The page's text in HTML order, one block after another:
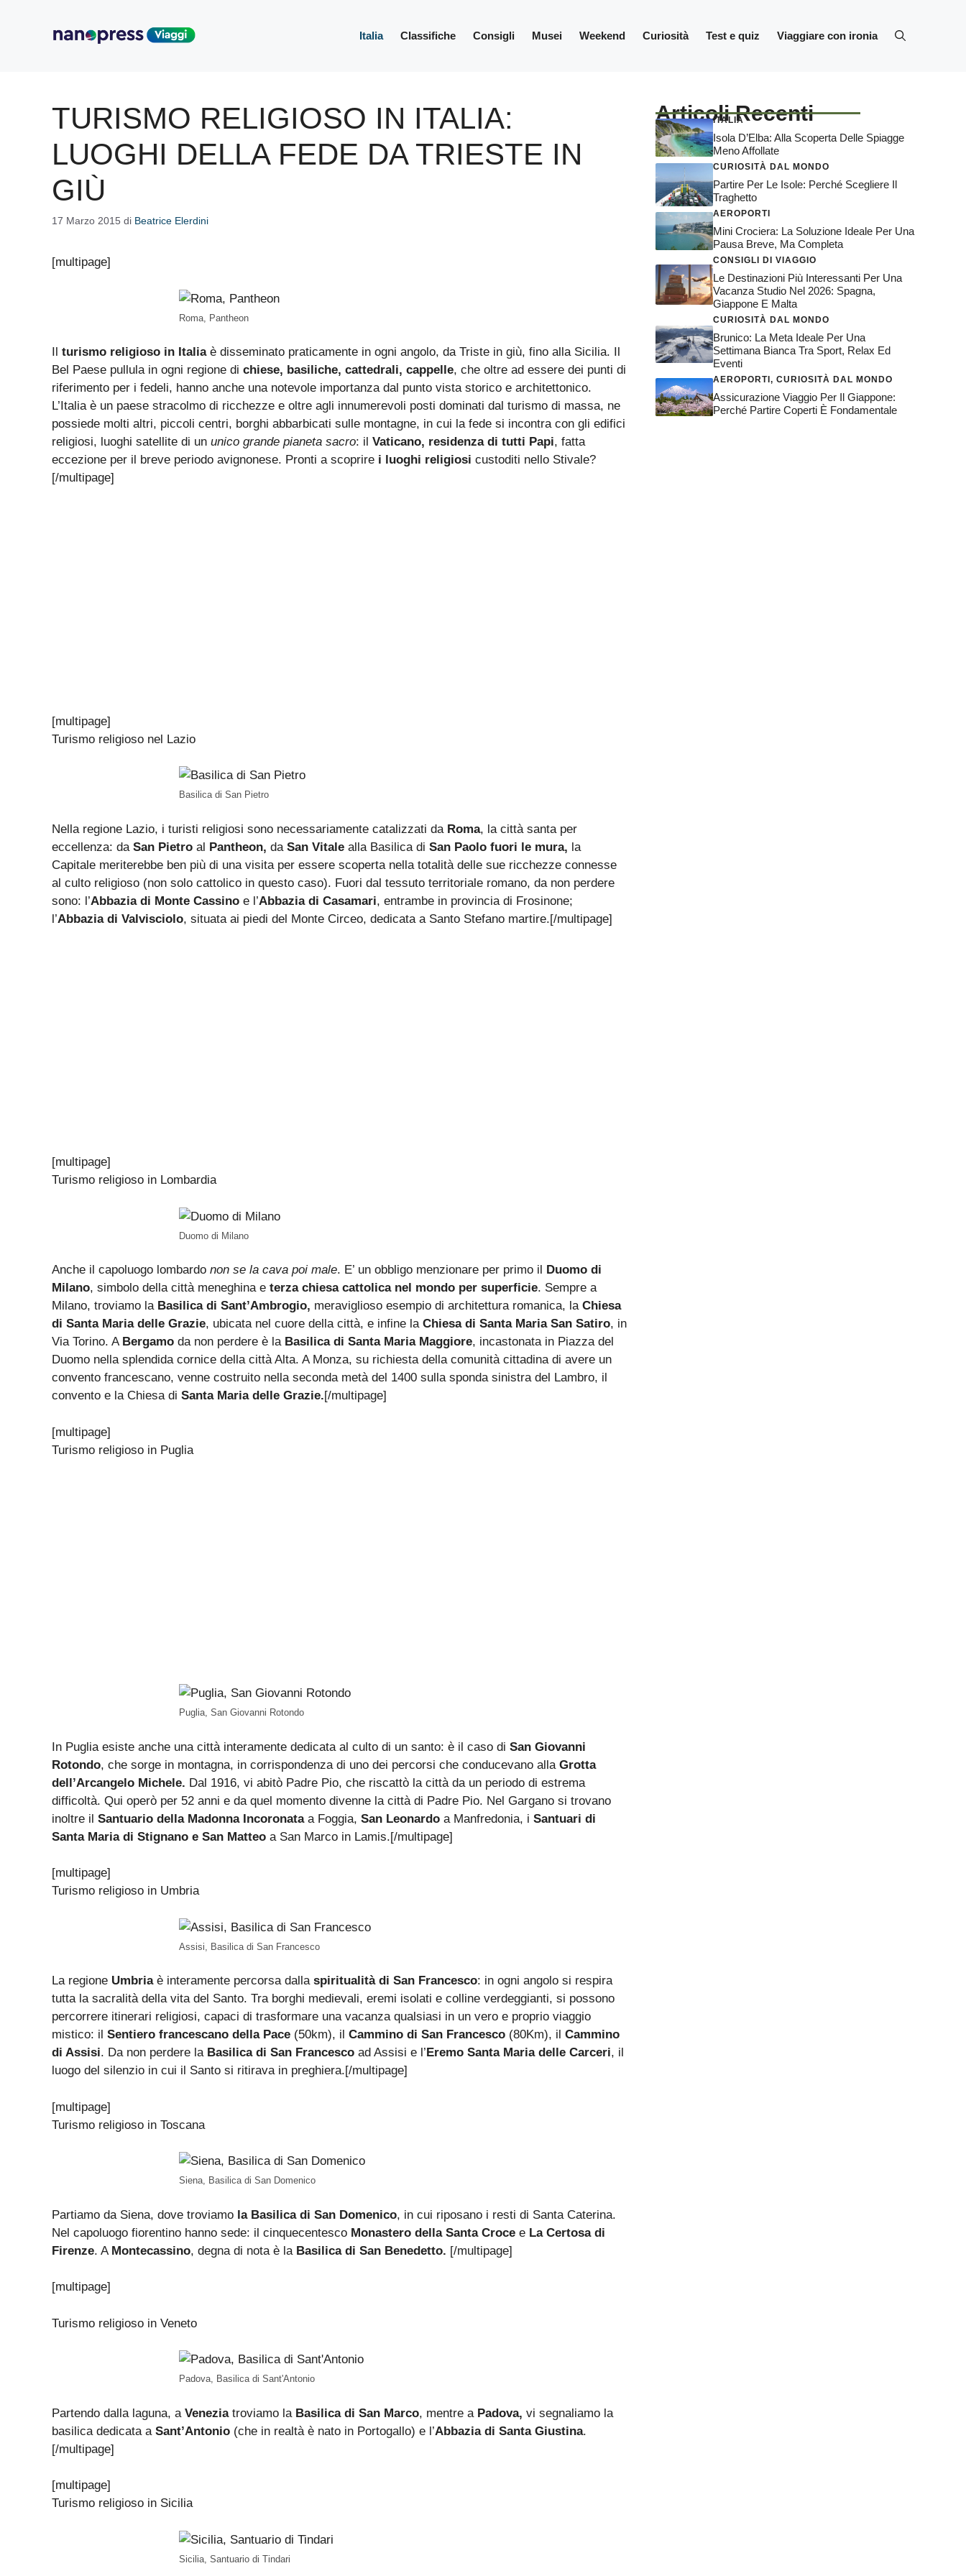
Italia Classifiche Consigli Musei Weekend Curiosità Test e quiz Viaggiare con ironia
TURISMO RELIGIOSO IN ITALIA:
LUOGHI DELLA FEDE DA TRIESTE IN
GIÙ
17 Marzo 2015 di Beatrice Elerdini
[multipage]
Roma, Pantheon
turismo religioso in Italiaè disseminato praticamente in ogni angolo, da Triste in giù, fino alla Sicilia. Il
Bel Paese pullula in ogni regione di chiese, basiliche, cattedrali, cappelle, che oltre ad essere dei punti di
riferimento per i fedeli, hanno anche una notevole importanza dal punto vista storico e architettonico.
L’Italia è un paese stracolmo di ricchezze e oltre agli innumerevoli posti dominati dal turismo di massa, ne
possiede molti altri, piccoli centri, borghi abbarbicati sulle montagne, in cui la fede si incontra con gli edifici
religiosi, luoghi satellite di un unico grande pianeta sacro: il Vaticano, residenza di tutti Papi, fatta
eccezione per il breve periodo avignonese. Pronti a scoprire i luoghi religiosi custoditi nello Stivale?
[/multipage]
[multipage]
Turismo religioso nel Lazio
Basilica di San Pietro
Nella regione Lazio, i turisti religiosi sono necessariamente catalizzati da Roma, la città santa per
eccellenza: da San Pietro al Pantheon, da San Vitale alla Basilica di San Paolo fuori le mura, la
Capitale meriterebbe ben più di una visita per essere scoperta nella totalità delle sue ricchezze connesse
al culto religioso (non solo cattolico in questo caso). Fuori dal tessuto territoriale romano, da non perdere
sono: l’Abbazia di Monte Cassino e l’Abbazia di Casamari, entrambe in provincia di Frosinone;
l’Abbazia di Valvisciolo, situata ai piedi del Monte Circeo, dedicata a Santo Stefano martire.[/multipage]
[multipage]
Turismo religioso in Lombardia
Duomo di Milano
Anche il capoluogo lombardo non se la cava poi male. E’ un obbligo menzionare per primo il
Duomo di
Milano, simbolo della città meneghina e terza chiesa cattolica nel mondo per superficie. Sempre a
Milano, troviamo la Basilica di Sant’Ambrogio, meraviglioso esempio di architettura romanica, la Chiesa
di Santa Maria delle Grazie, ubicata nel cuore della città, e infine la Chiesa di Santa Maria San Satiro, in
Via Torino. A Bergamo da non perdere è la Basilica di Santa Maria Maggiore, incastonata in Piazza del
Duomo nella splendida cornice della città Alta. A Monza, su richiesta della comunità cittadina di avere un
convento francescano, venne costruito nella seconda metà del 1400 sulla sponda sinistra del Lambro, il
convento e la Chiesa di Santa Maria delle Grazie.[/multipage]
[multipage]
Turismo religioso in Puglia
Puglia, San Giovanni Rotondo
In Puglia esiste anche una città interamente dedicata al culto di un santo: è il caso di San Giovanni
Rotondo, che sorge in montagna, in corrispondenza di uno dei percorsi che conducevano alla Grotta
dell’Arcangelo Michele. Dal 1916, vi abitò Padre Pio, che riscattò la città da un periodo di estrema
difficoltà. Qui operò per 52 anni e da quel momento divenne la città di Padre Pio. Nel Gargano si trovano
inoltre il Santuario della Madonna Incoronataa Foggia, San Leonardo a Manfredonia, i Santuari di
Santa Maria di Stignano e San Matteo a San Marco in Lamis.[/multipage]
[multipage]
Turismo religioso in Umbria
Assisi, Basilica di San Francesco
La regione Umbriaè interamente percorsa dalla spiritualità di San Francesco: in ogni angolo si respira
tutta la sacralità della vita del Santo. Tra borghi medievali, eremi isolati e colline verdeggianti, si possono
percorrere itinerari religiosi, capaci di trasformare una vacanza qualsiasi in un vero e proprio viaggio
mistico: il Sentiero francescano della Pace (50km), il Cammino di San Francesco (80Km), il Cammino
di Assisi. Da non perdere la Basilica di San Francesco ad Assisi e l’ Eremo Santa Maria delle Carceri, il
luogo del silenzio in cui il Santo si ritirava in preghiera.[/multipage]
[multipage]
Turismo religioso in Toscana
Siena, Basilica di San Domenico
Partiamo da Siena, dove troviamo la Basilica di San Domenico, in cui riposano i resti di Santa Caterina.
Nel capoluogo fiorentino hanno sede: il cinquecentesco Monastero della Santa Croce e La Certosa di
Firenze. A Montecassino, degna di nota è la Basilica di San Benedetto. [/multipage]
[multipage]
Turismo religioso in Veneto
Padova, Basilica di Sant'Antonio
Partendo dalla laguna, a Veneziatroviamo la Basilica di San Marco, mentre a Padova, vi segnaliamo la
basilica dedicata a Sant’Antonio (che in realtà è nato in Portogallo) e l’Abbazia di Santa Giustina.
[/multipage]
[multipage]
Turismo religioso in Sicilia
Sicilia, Santuario di Tindari
Articoli Recenti
ITALIA
Isola D’Elba: Alla Scoperta Delle Spiagge
Meno Affollate
CURIOSITÀ DAL MONDO
Partire Per Le Isole: Perché Scegliere Il
Traghetto
AEROPORTI
Mini Crociera: La Soluzione Ideale Per Una
Pausa Breve, Ma Completa
CONSIGLI DI VIAGGIO
Le Destinazioni Più Interessanti Per Una
Vacanza Studio Nel 2026: Spagna,
Giappone E Malta
CURIOSITÀ DAL MONDO
Brunico: La Meta Ideale Per Una
Settimana Bianca Tra Sport, Relax Ed
Eventi
AEROPORTI , CURIOSITÀ DAL MONDO
Assicurazione Viaggio Per Il Giappone:
Perché Partire Coperti È Fondamentale